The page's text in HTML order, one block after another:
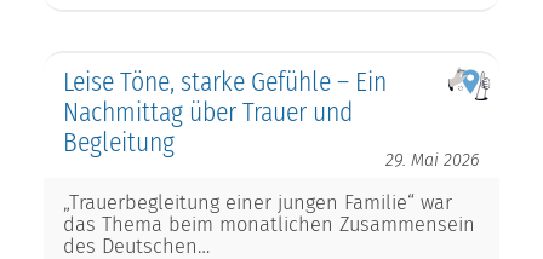
Leise Töne, starke Gefühle – Ein
Nachmittag über Trauer und
Begleitung
29. Mai 2026
„Trauerbegleitung einer jungen Familie“ war
das Thema beim monatlichen Zusammensein
des Deutschen…